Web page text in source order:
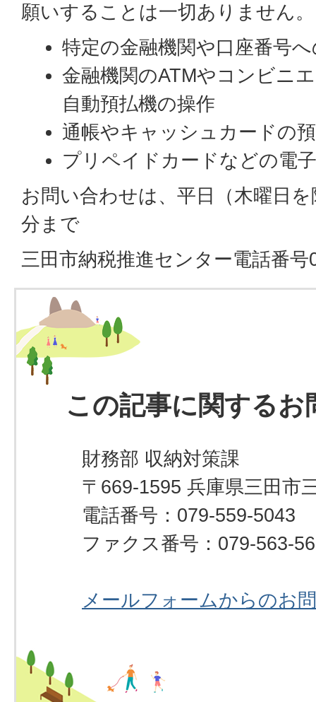
願いすることは一切ありません。
特定の金融機関や口座番号
金融機関のATMやコンビニ
自動預払機の操作
通帳やキャッシュカードの
プリペイドカードなどの電
お問い合わせは、平日（木曜日
分まで
三田市納税推進センター電話番号
この記事に関するお
財務部 収納対策課
〒669-1595 兵庫県三田市
電話番号：079-559-5043
ファクス番号：079-563-
メールフォームからのお